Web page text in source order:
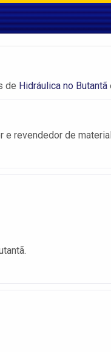
de Hidráulica no Butantã
e revendedor de